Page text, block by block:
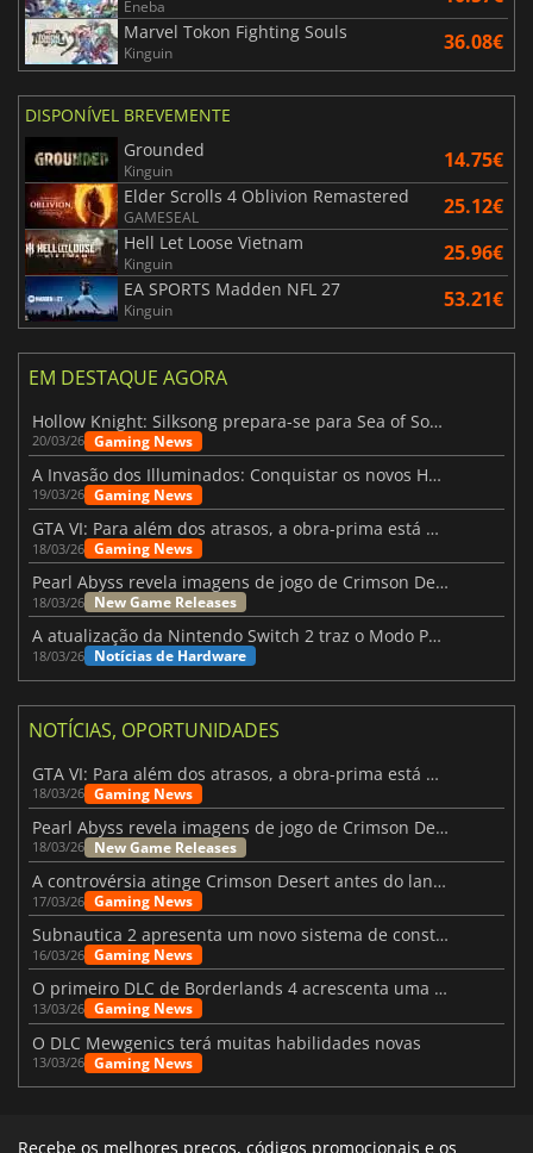
Eneba
Marvel Tokon Fighting Souls
Kinguin 36.08€
DISPONÍVEL BREVEMENTE
Grounded
Kinguin 14.75€
Elder Scrolls 4 Oblivion Remastered
GAMESEAL 25.12€
Hell Let Loose Vietnam
Kinguin 25.96€
EA SPORTS Madden NFL 27
Kinguin 53.21€
EM DESTAQUE AGORA
Hollow Knight: Silksong prepara-se para Sea of Sorrow com um patch
20/03/26 Gaming News
A Invasão dos Illuminados: Conquistar os novos Helldivers 2 Atualização!
19/03/26 Gaming News
GTA VI: Para além dos atrasos, a obra-prima está quase a chegar
18/03/26 Gaming News
Pearl Abyss revela imagens de jogo de Crimson Desert para a PS5
18/03/26 New Game Releases
A atualização da Nintendo Switch 2 traz o Modo Portátil aos jogos mais antigos da Switch
18/03/26 Notícias de Hardware
NOTÍCIAS, OPORTUNIDADES
GTA VI: Para além dos atrasos, a obra-prima está quase a chegar
18/03/26 Gaming News
Pearl Abyss revela imagens de jogo de Crimson Desert para a PS5
18/03/26 New Game Releases
A controvérsia atinge Crimson Desert antes do lançamento
17/03/26 Gaming News
Subnautica 2 apresenta um novo sistema de construção de bases
16/03/26 Gaming News
O primeiro DLC de Borderlands 4 acrescenta uma nova personagem e muito mais
13/03/26 Gaming News
O DLC Mewgenics terá muitas habilidades novas
13/03/26 Gaming News
Recebe os melhores preços, códigos promocionais e os